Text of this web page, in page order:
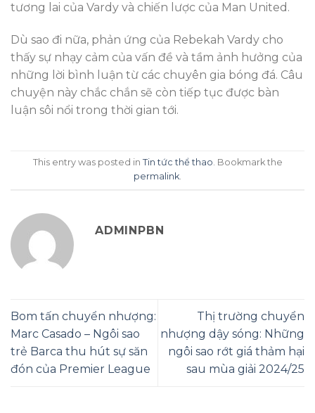
tương lai của Vardy và chiến lược của Man United.
Dù sao đi nữa, phản ứng của Rebekah Vardy cho
thấy sự nhạy cảm của vấn đề và tầm ảnh hưởng của
những lời bình luận từ các chuyên gia bóng đá. Câu
chuyện này chắc chắn sẽ còn tiếp tục được bàn
luận sôi nổi trong thời gian tới.
This entry was posted in Tin tức thể thao. Bookmark the
permalink.
ADMINPBN
Bom tấn chuyển nhượng:
Marc Casado – Ngôi sao
trẻ Barca thu hút sự săn
đón của Premier League
Thị trường chuyển
nhượng dậy sóng: Những
ngôi sao rớt giá thảm hại
sau mùa giải 2024/25